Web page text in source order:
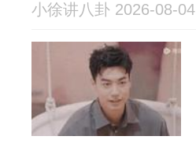
小徐讲八卦 2026-08-04